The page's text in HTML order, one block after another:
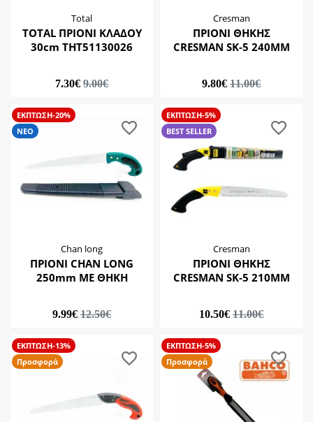
Total
TOTAL ΠΡΙΟΝΙ ΚΛΑΔΟΥ
30cm THT51130026
7.30€ 9.00€
Cresman
ΠΡΙΟΝΙ ΘΗΚΗΣ
CRESMAN SK-5 240MM
9.80€ 11.00€
ΕΚΠΤΩΣΗ-20%
ΝΕΟ
Chan long
ΠΡΙΟΝΙ CHAN LONG
250mm ΜΕ ΘΗΚΗ
9.99€ 12.50€
ΕΚΠΤΩΣΗ-5%
BEST SELLER
Cresman
ΠΡΙΟΝΙ ΘΗΚΗΣ
CRESMAN SK-5 210MM
10.50€ 11.00€
ΕΚΠΤΩΣΗ-13%
Προσφορά
ΕΚΠΤΩΣΗ-5%
Προσφορά